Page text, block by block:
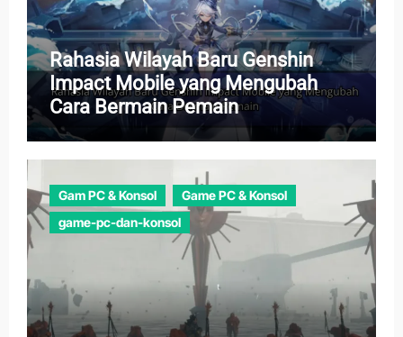
Rahasia Wilayah Baru Genshin
Impact Mobile yang Mengubah
Cara Bermain Pemain
Gam PC & Konsol
Game PC & Konsol
game-pc-dan-konsol